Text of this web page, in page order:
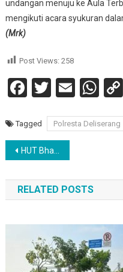
undangan menuju ke Aula
mengikuti acara syukuran
(Mrk)
Post Views: 258
Facebook
Twitter
Email
Tagged Polresta Deliserang
Navigasi
pos
HUT Bhayangkara ke-76 Tahun 2022 . Polres Simmalungun dan Forkopinda Simalungun Ikuti Upacara Virtual.
RELATED POSTS